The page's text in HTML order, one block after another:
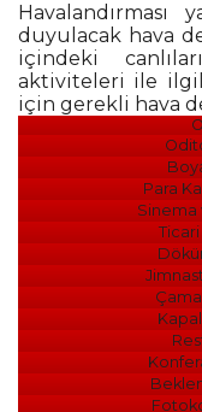
duyulacak hava
içindeki
aktiviteleri ile
için gerekli hava
Para
Sinema